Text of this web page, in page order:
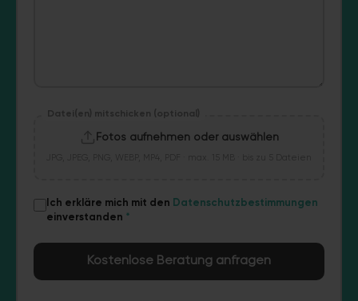
Fotos aufnehmen oder auswählen
Datei(en) mitschicken (optional)
Ich erkläre mich mit den Datenschutzbestimmungen
einverstanden *
Kostenlose Beratung anfragen